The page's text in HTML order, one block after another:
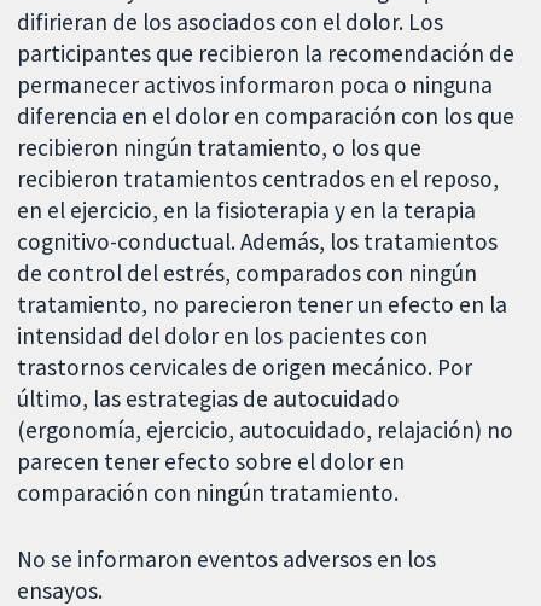
difirieran de los asociados con el dolor. Los
participantes que recibieron la recomendación de
permanecer activos informaron poca o ninguna
diferencia en el dolor en comparación con los que
recibieron ningún tratamiento, o los que
recibieron tratamientos centrados en el reposo,
en el ejercicio, en la fisioterapia y en la terapia
cognitivo-conductual. Además, los tratamientos
de control del estrés, comparados con ningún
tratamiento, no parecieron tener un efecto en la
intensidad del dolor en los pacientes con
trastornos cervicales de origen mecánico. Por
último, las estrategias de autocuidado
(ergonomía, ejercicio, autocuidado, relajación) no
parecen tener efecto sobre el dolor en
comparación con ningún tratamiento.
No se informaron eventos adversos en los
ensayos.